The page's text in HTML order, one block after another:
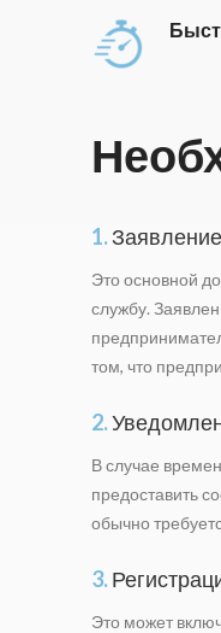
1.
Это основной
службу.
том, что
2.
В случае
предоставить
обычно
3.
Это может